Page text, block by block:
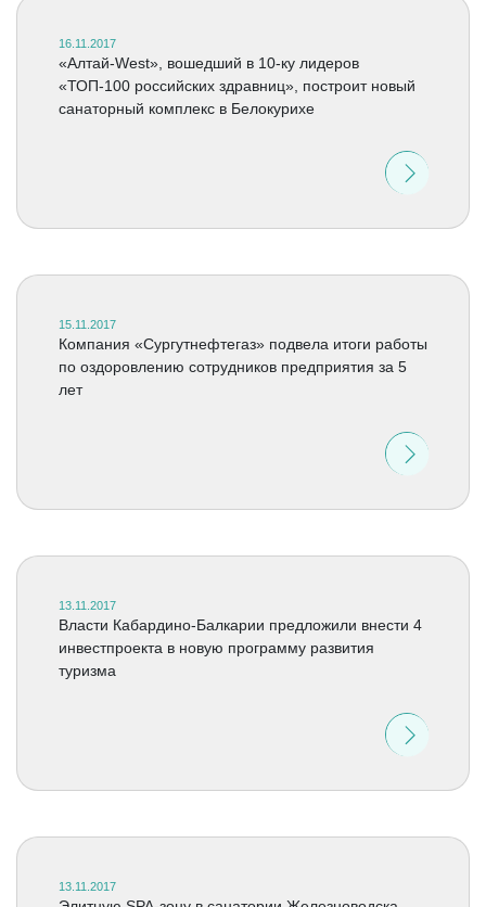
16.11.2017
«Алтай-West», вошедший в 10-ку лидеров
«ТОП-100 российских здравниц», построит новый
санаторный комплекс в Белокурихе
15.11.2017
Компания «Сургутнефтегаз» подвела итоги работы
по оздоровлению сотрудников предприятия за 5
лет
13.11.2017
Власти Кабардино-Балкарии предложили внести 4
инвестпроекта в новую программу развития
туризма
13.11.2017